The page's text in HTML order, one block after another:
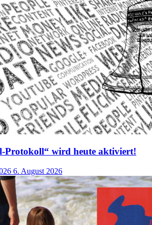
Protokoll“ wird heute aktiviert!
6. August 2026